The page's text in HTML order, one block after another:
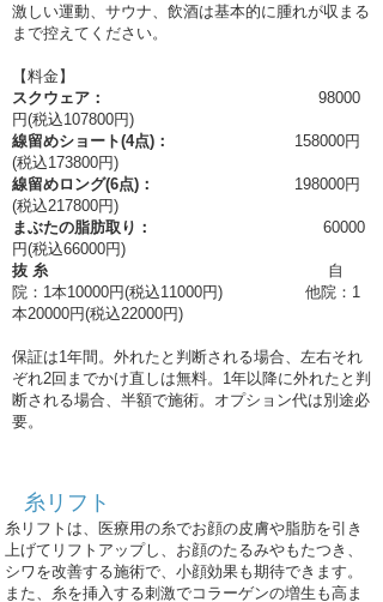
激しい運動、サウナ、飲酒は基本的に腫れが収まる
まで控えてください。
【料金】
スクウェア：
98000
円(税込107800円)
線留めショート(4点)：
158000円
(税込173800円)
線留めロング(6点)：
198000円
(税込217800円)
まぶたの脂肪取り：
60000
円(税込66000円)
抜 糸 自
院：1本10000円(税込11000円)
他院：1
本20000円(税込22000円)
保証は1年間。外れたと判断される場合、左右それ
ぞれ2回までかけ直しは無料。1年以降に外れたと判
断される場合、半額で施術。オプション代は別途必
要。
糸リフト
糸リフトは、医療用の糸でお顔の皮膚や脂肪を引き
上げてリフトアップし、お顔のたるみやもたつき、
シワを改善する施術で、小顔効果も期待できます。
​また、糸を挿入する刺激でコラーゲンの増生も高ま